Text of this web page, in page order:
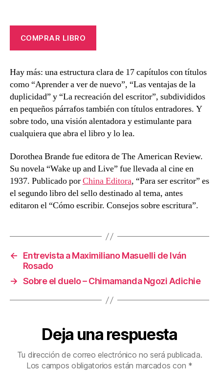
COMPRAR LIBRO
Hay más: una estructura clara de 17 capítulos con títulos
como “Aprender a ver de nuevo”, “Las ventajas de la
duplicidad” y “La recreación del escritor”, subdivididos
en pequeños párrafos también con títulos entradores. Y
sobre todo, una visión alentadora y estimulante para
cualquiera que abra el libro y lo lea.
Dorothea Brande fue editora de The American Review.
Su novela “Wake up and Live” fue llevada al cine en
1937. Publicado porChina Editora, “Para ser escritor” es
el segundo libro del sello destinado al tema, antes
editaron el “Cómo escribir. Consejos sobre escritura”.
←
Entrevista a Maximiliano Masuelli de Iván
Rosado
→ Sobre el duelo – Chimamanda Ngozi Adichie
Deja una respuesta
Tu dirección de correo electrónico no será publicada.
Los campos obligatorios están marcados con *